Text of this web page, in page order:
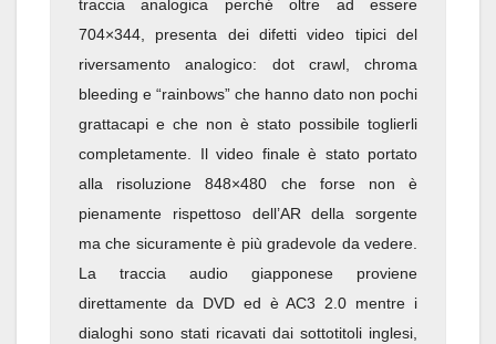
traccia analogica perché oltre ad essere
704×344, presenta dei difetti video tipici del
riversamento analogico: dot crawl, chroma
bleeding e “rainbows” che hanno dato non pochi
grattacapi e che non è stato possibile toglierli
completamente. Il video finale è stato portato
alla risoluzione 848×480 che forse non è
pienamente rispettoso dell’AR della sorgente
ma che sicuramente è più gradevole da vedere.
La traccia audio giapponese proviene
direttamente da DVD ed è AC3 2.0 mentre i
dialoghi sono stati ricavati dai sottotitoli inglesi,